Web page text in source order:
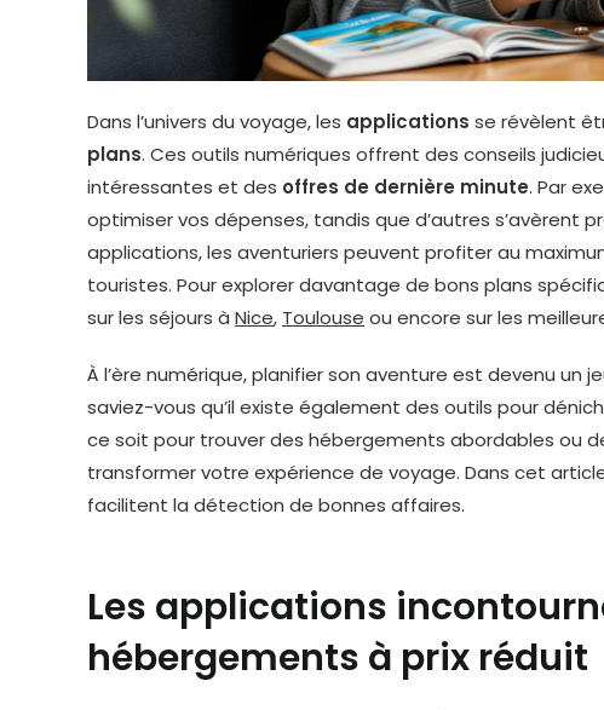
Dans l’univers du voyage, les applications se révèlent
plans. Ces outils numériques offrent des conseils
intéressantes et des offres de dernière minute. Par
optimiser vos dépenses, tandis que d’autres s’avèrent
applications, les aventuriers peuvent profiter au
touristes. Pour explorer davantage de bons plans
sur les séjours à Nice, Toulouse ou encore sur les
À l’ère numérique, planifier son aventure est devenu un
saviez-vous qu’il existe également des outils pour
ce soit pour trouver des hébergements abordables ou
transformer votre expérience de voyage. Dans cet
facilitent la détection de bonnes affaires.
Les applications
hébergements à prix réduit